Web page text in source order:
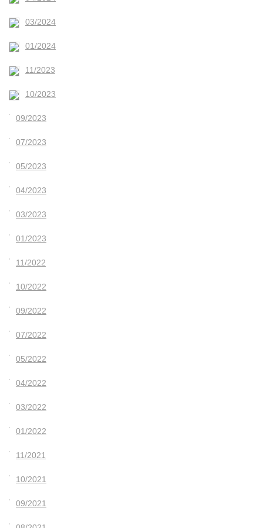
03/2024
01/2024
11/2023
10/2023
09/2023
07/2023
05/2023
04/2023
03/2023
01/2023
11/2022
10/2022
09/2022
07/2022
05/2022
04/2022
03/2022
01/2022
11/2021
10/2021
09/2021